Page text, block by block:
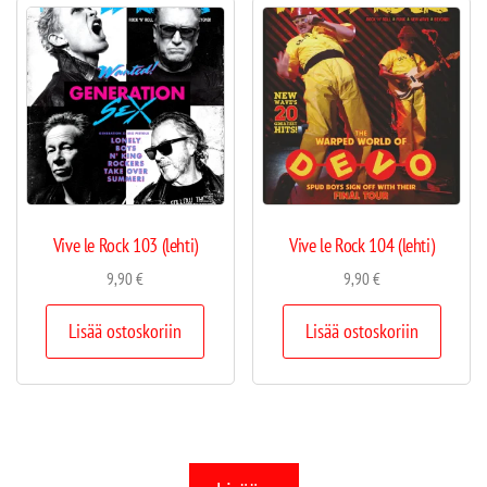
Vive le Rock 103 (lehti)
9,90€
Lisää ostoskoriin
Vive le Rock 104 (lehti)
9,90€
Lisää ostoskoriin